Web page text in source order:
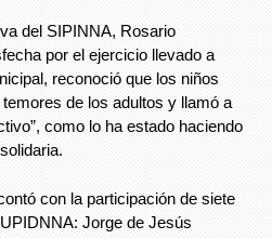
del SIPINNA, Rosario
por el ejercicio llevado a
reconoció que los niños
de los adultos y llamó a
como lo ha estado haciendo
con la participación de siete
Jorge de Jesús